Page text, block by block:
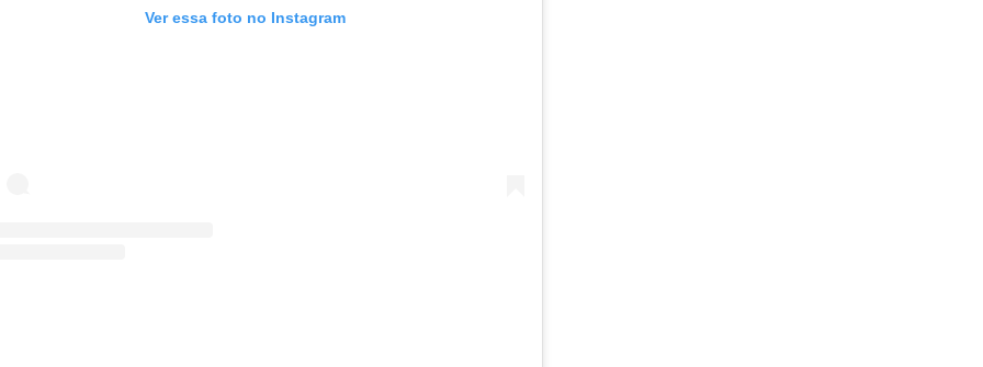
Ver essa foto no Instagram